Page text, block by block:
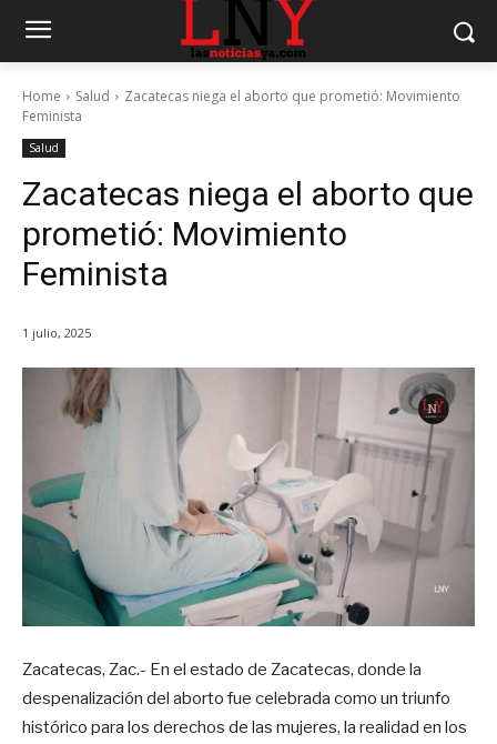
Home Salud
Zacatecas niega el aborto que prometió: Movimiento
Feminista
Salud
Zacatecas niega el aborto que
prometió: Movimiento
Feminista
1 julio, 2025
Zacatecas, Zac.- En el estado de Zacatecas, donde la
despenalización del aborto fue celebrada como un triunfo
histórico para los derechos de las mujeres, la realidad en los